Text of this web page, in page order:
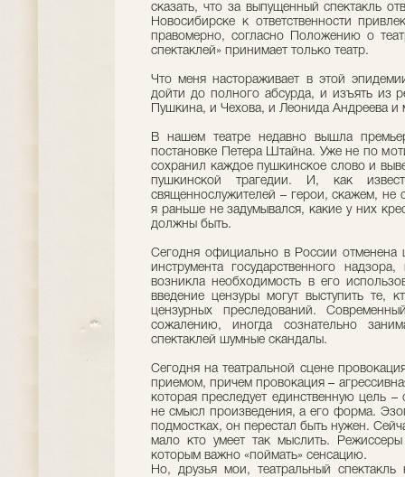
сказать, что за выпущенный спектакль
Новосибирске к ответственности
правомерно, согласно Положению о
спектаклей» принимает только театр.
Что меня настораживает в этой
дойти до полного абсурда, и изъять из
Пушкина, и Чехова, и Леонида Андреева и
В нашем театре недавно вышла
постановке Петера Штайна. Уже не по
сохранил каждое пушкинское слово и
пушкинской трагедии. И, как
священнослужителей – герои, скажем, не
я раньше не задумывался, какие у них
должны быть.
Сегодня официально в России отменена
инструмента государственного
возникла необходимость в его
введение цензуры могут выступить те,
цензурных преследований.
сожалению, иногда сознательно
спектаклей шумные скандалы.
Сегодня на театральной сцене
приемом, причем провокация –
которая преследует единственную цель
не смысл произведения, а его форма.
подмостках, он перестал быть нужен.
мало кто умеет так мыслить.
которым важно «поймать» сенсацию.
Но, друзья мои, театральный